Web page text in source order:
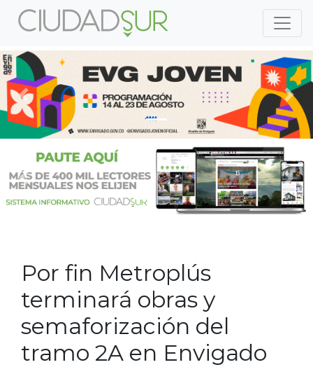
Previous
Previous
Por fin Metroplús
terminará obras y
semaforización del
tramo 2A en Envigado